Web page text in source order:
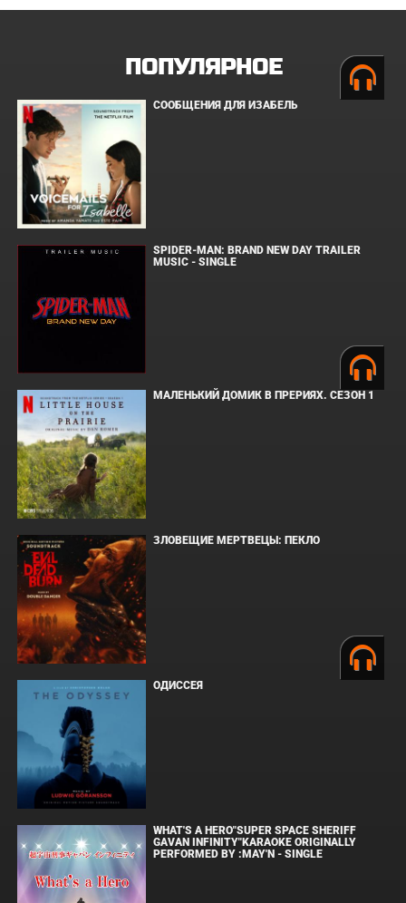
ПОПУЛЯРНОЕ
СООБЩЕНИЯ ДЛЯ ИЗАБЕЛЬ
SPIDER-MAN: BRAND NEW DAY TRAILER
MUSIC - SINGLE
МАЛЕНЬКИЙ ДОМИК В ПРЕРИЯХ. СЕЗОН 1
ЗЛОВЕЩИЕ МЕРТВЕЦЫ: ПЕКЛО
ОДИССЕЯ
WHAT'S A HERO"SUPER SPACE SHERIFF
GAVAN INFINITY"KARAOKE ORIGINALLY
PERFORMED BY :MAY'N - SINGLE